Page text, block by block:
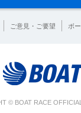
ご意見・ご要望 ボ
© BOAT RACE